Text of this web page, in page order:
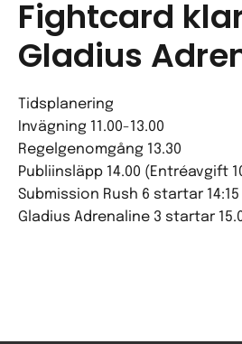
Fightcard
Gladius
Tidsplanering
Invägning 11.00-13.00
Regelgenomgång 13.30
Publiinsläpp 14.00 (Entréavgift
Submission Rush 6 startar 14:15
Gladius Adrenaline 3 startar